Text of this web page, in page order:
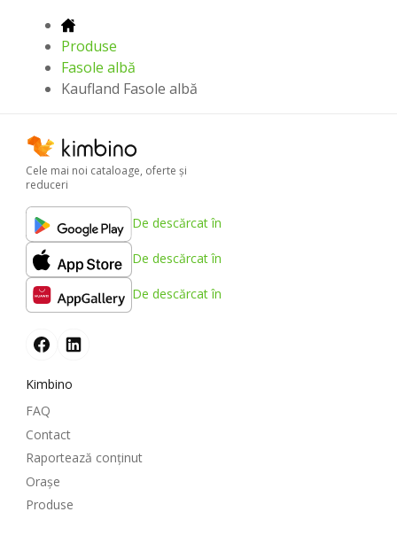
Produse
Fasole albă
Kaufland Fasole albă
Cele mai noi cataloage, oferte şi
reduceri
De descărcat în
De descărcat în
De descărcat în
Kimbino
FAQ
Contact
Raportează conținut
Oraşe
Produse